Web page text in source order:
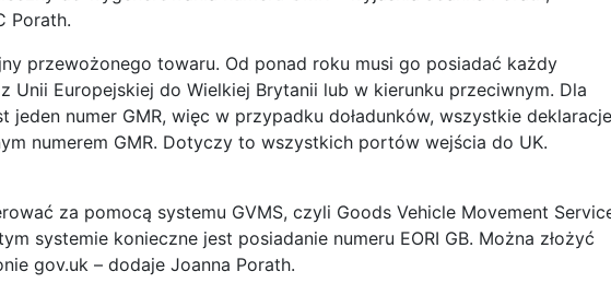
Porath.
przewożonego towaru. Od ponad roku musi go posiadać każdy
Unii Europejskiej do Wielkiej Brytanii lub w kierunku przeciwnym. Dla
jeden numer GMR, więc w przypadku doładunków, wszystkie deklaracje
numerem GMR. Dotyczy to wszystkich portów wejścia do UK.
za pomocą systemu GVMS, czyli Goods Vehicle Movement
systemie konieczne jest posiadanie numeru EORI GB. Można złożyć
gov.uk – dodaje Joanna Porath.